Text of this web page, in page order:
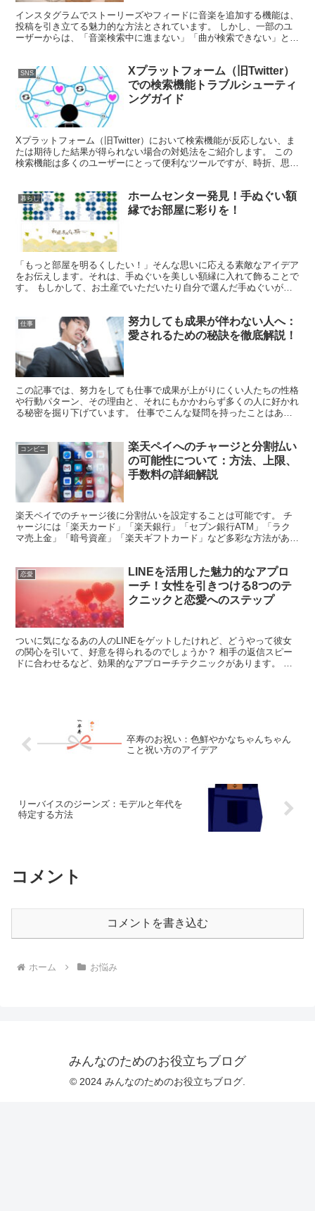
インスタグラムでストーリーズやフィードに音楽を追加する機能は、
投稿を引き立てる魅力的な方法とされています。 しかし、一部のユ
ーザーからは、「音楽検索中に進まない」「曲が検索できない」とい
SNS
Xプラットフォーム（旧Twitter）
での検索機能トラブルシューティ
ングガイド
Xプラットフォーム（旧Twitter）において検索機能が反応しない、ま
たは期待した結果が得られない場合の対処法をご紹介します。 この
検索機能は多くのユーザーにとって便利なツールですが、時折、思わ
暮らし
ホームセンター発見！手ぬぐい額
縁でお部屋に彩りを！
「もっと部屋を明るくしたい！」そんな思いに応える素敵なアイデア
をお伝えします。それは、手ぬぐいを美しい額縁に入れて飾ることで
す。 もしかして、お土産でいただいたり自分で選んだ手ぬぐいがク
仕事
努力しても成果が伴わない人へ：
愛されるための秘訣を徹底解説！
この記事では、努力をしても仕事で成果が上がりにくい人たちの性格
や行動パターン、その理由と、それにもかかわらず多くの人に好かれ
る秘密を掘り下げています。 仕事でこんな疑問を持ったことはあり
コンビニ
楽天ペイへのチャージと分割払い
の可能性について：方法、上限、
手数料の詳細解説
楽天ペイでのチャージ後に分割払いを設定することは可能です。 チ
ャージには「楽天カード」「楽天銀行」「セブン銀行ATM」「ラク
マ売上金」「暗号資産」「楽天ギフトカード」など多彩な方法があり
恋愛
LINEを活用した魅力的なアプロ
ーチ！女性を引きつける8つのテ
クニックと恋愛へのステップ
ついに気になるあの人のLINEをゲットしたけれど、どうやって彼女
の関心を引いて、好意を得られるのでしょうか？ 相手の返信スピー
ドに合わせるなど、効果的なアプローチテクニックがあります。 こ
卒寿のお祝い：色鮮やかなちゃんちゃん
こと祝い方のアイデア
リーバイスのジーンズ：モデルと年代を
特定する方法
コメント
コメントを書き込む
ホーム お悩み
みんなのためのお役立ちブログ
© 2024 みんなのためのお役立ちブログ.